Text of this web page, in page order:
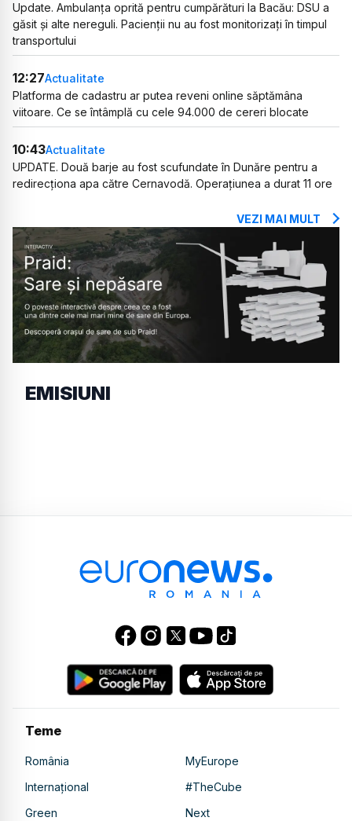
Update. Ambulanța oprită pentru cumpărături la Bacău: DSU a
găsit și alte nereguli. Pacienții nu au fost monitorizați în timpul
transportului
12:27Actualitate
Platforma de cadastru ar putea reveni online săptămâna
viitoare. Ce se întâmplă cu cele 94.000 de cereri blocate
10:43Actualitate
UPDATE. Două barje au fost scufundate în Dunăre pentru a
redirecționa apa către Cernavodă. Operațiunea a durat 11 ore
VEZI MAI MULT
EMISIUNI
Teme
România
MyEurope
Internațional
#TheCube
Green
Next